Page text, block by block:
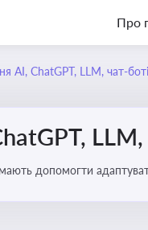
Про
AI, ChatGPT, LLM, чат-
LLM,
мають допомогти